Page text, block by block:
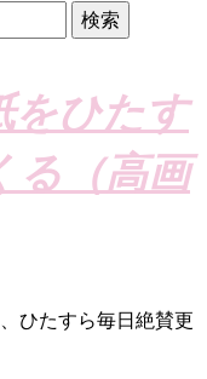
をひたす
る（高画
ひたすら毎日絶賛更